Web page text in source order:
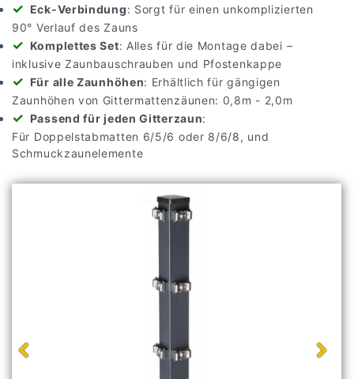
Eck-Verbindung: Sorgt für einen unkomplizierten
90° Verlauf des Zauns
Komplettes Set: Alles für die Montage dabei –
inklusive Zaunbauschrauben und Pfostenkappe
Für alle Zaunhöhen: Erhältlich für gängigen
Zaunhöhen von Gittermattenzäunen: 0,8m - 2,0m
Passend für jeden Gitterzaun:
Für Doppelstabmatten 6/5/6 oder 8/6/8, und
Schmuckzaunelemente